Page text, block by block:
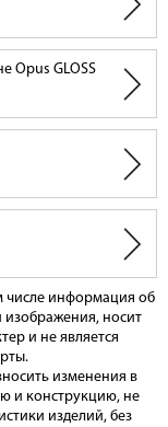
Opus GLOSS
числе информация об
изображения, носит
и не является
изменения в
и конструкцию, не
изделий, без